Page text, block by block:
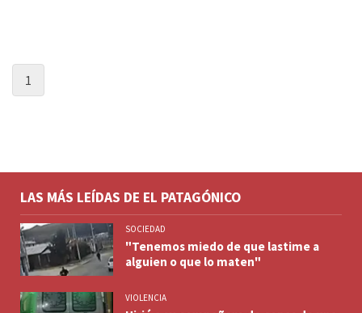
1
LAS MÁS LEÍDAS DE EL PATAGÓNICO
SOCIEDAD
"Tenemos miedo de que lastime a
alguien o que lo maten"
VIOLENCIA